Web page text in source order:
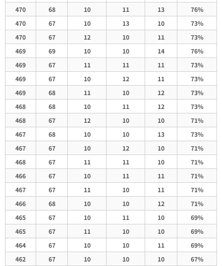
470
68 10 11 13
76%
470
67 10 13 10
73%
470
67 12 10 11
73%
469
69 10 10 14
76%
469
67 11 11 11
73%
469
67 10 12 11
73%
469
68 11 10 12
73%
468
68 10 11 12
73%
468
67 12 10 10
71%
467
68 10 10 13
73%
467
67 10 12 10
71%
468
67 11 11 10
71%
466
67 10 11 11
71%
467
67 11 10 11
71%
466
68 10 10 12
71%
465
67 10 11 10
69%
465
67 11 10 10
69%
464
67 10 10 11
69%
462
67 10 10 10 67%